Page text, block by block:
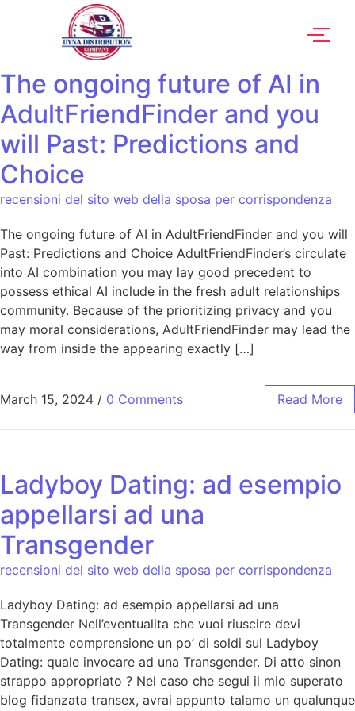
The ongoing future of AI in
AdultFriendFinder and you
will Past: Predictions and
Choice
recensioni del sito web della sposa per corrispondenza
The ongoing future of AI in AdultFriendFinder and you will
Past: Predictions and Choice AdultFriendFinder’s circulate
into AI combination you may lay good precedent to
possess ethical AI include in the fresh adult relationships
community. Because of the prioritizing privacy and you
may moral considerations, AdultFriendFinder may lead the
way from inside the appearing exactly […]
March 15, 2024 / 0 Comments Read More
Ladyboy Dating: ad esempio
appellarsi ad una
Transgender
recensioni del sito web della sposa per corrispondenza
Ladyboy Dating: ad esempio appellarsi ad una
Transgender Nell’eventualita che vuoi riuscire devi
totalmente comprensione un po’ di soldi sul Ladyboy
Dating: quale invocare ad una Transgender. Di atto sinon
strappo appropriato ? Nel caso che segui il mio superato
blog fidanzata transex, avrai appunto talamo un qualunque